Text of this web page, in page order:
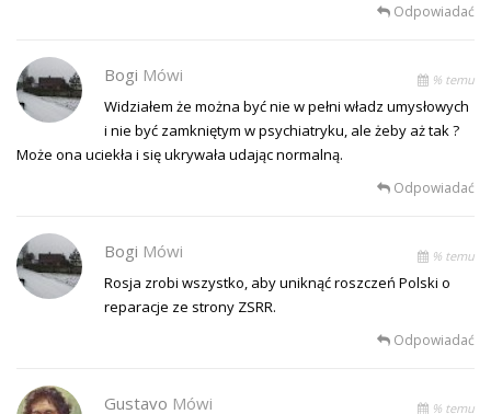
Odpowiadać
Bogi Mówi % temu
Widziałem że można być nie w pełni władz umysłowych
i nie być zamkniętym w psychiatryku, ale żeby aż tak ?
Może ona uciekła i się ukrywała udając normalną.
Odpowiadać
Bogi Mówi % temu
Rosja zrobi wszystko, aby uniknąć roszczeń Polski o
reparacje ze strony ZSRR.
Odpowiadać
Gustavo Mówi % temu